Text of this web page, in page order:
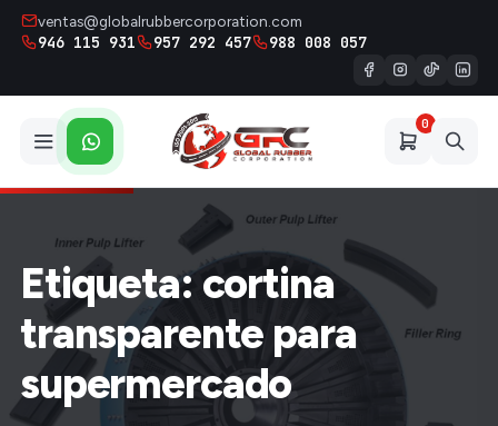
ventas@globalrubbercorporation.com
946 115 931 957 292 457 988 008 057
0
Etiqueta: cortina
transparente para
supermercado